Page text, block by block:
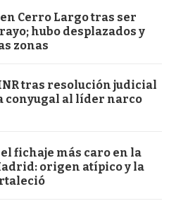
Cerro Largo tras ser
hubo desplazados y
zonas
tras resolución judicial
conyugal al líder narco
fichaje más caro en la
origen atípico y la